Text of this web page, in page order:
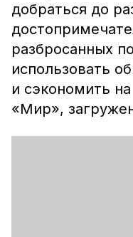
добраться до
разбросанных
использовать
и сэкономить
«Мир»,